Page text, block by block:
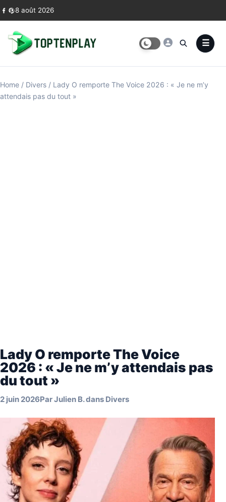
Skip to content
8 août 2026
Home / Divers / Lady O remporte The Voice 2026 : « Je ne m’y
attendais pas du tout »
Lady O remporte The Voice
2026 : « Je ne m’y attendais pas
du tout »
2 juin 2026ParJulien B.dans Divers